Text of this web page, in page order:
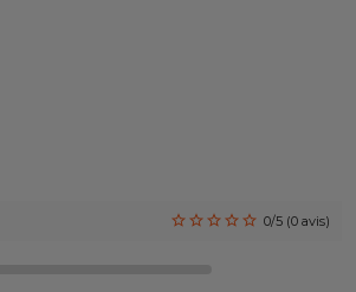
0/5 (0 avis)